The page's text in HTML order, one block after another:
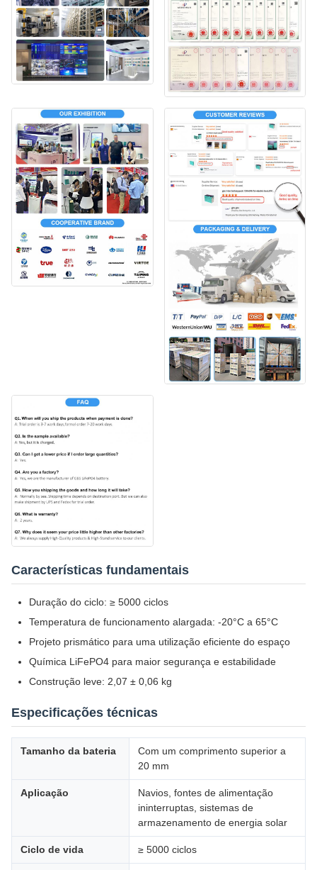
Características fundamentais
Duração do ciclo: ≥ 5000 ciclos
Temperatura de funcionamento alargada: -20°C a 65°C
Projeto prismático para uma utilização eficiente do espaço
Química LiFePO4 para maior segurança e estabilidade
Construção leve: 2,07 ± 0,06 kg
Especificações técnicas
Tamanho da bateria
Com um comprimento superior a
20 mm
Aplicação
Navios, fontes de alimentação
ininterruptas, sistemas de
armazenamento de energia solar
Ciclo de vida ≥ 5000 ciclos